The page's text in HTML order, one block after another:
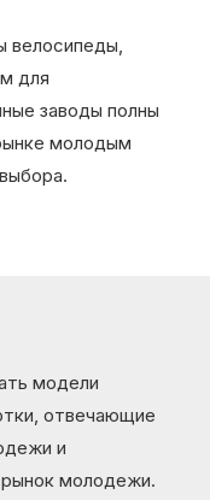
велосипеды,
для
заводы полны
молодым
модели
отвечающие
и
молодежи.